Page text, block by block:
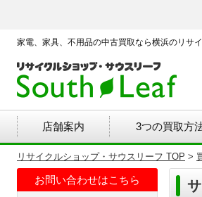
家電、家具、不用品の中古買取なら横浜のリサ
店舗案内 3つの買取方
リサイクルショップ・サウスリーフ TOP >
お問い合わせはこちら